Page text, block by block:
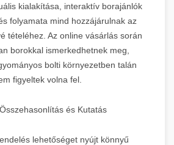
kialakítása, interaktív borajánlók
folyamata mind hozzájárulnak az
tételéhez. Az online vásárlás során
borokkal ismerkedhetnek meg,
bolti környezetben talán
figyeltek volna fel.
és Kutatás
lehetőséget nyújt könnyű